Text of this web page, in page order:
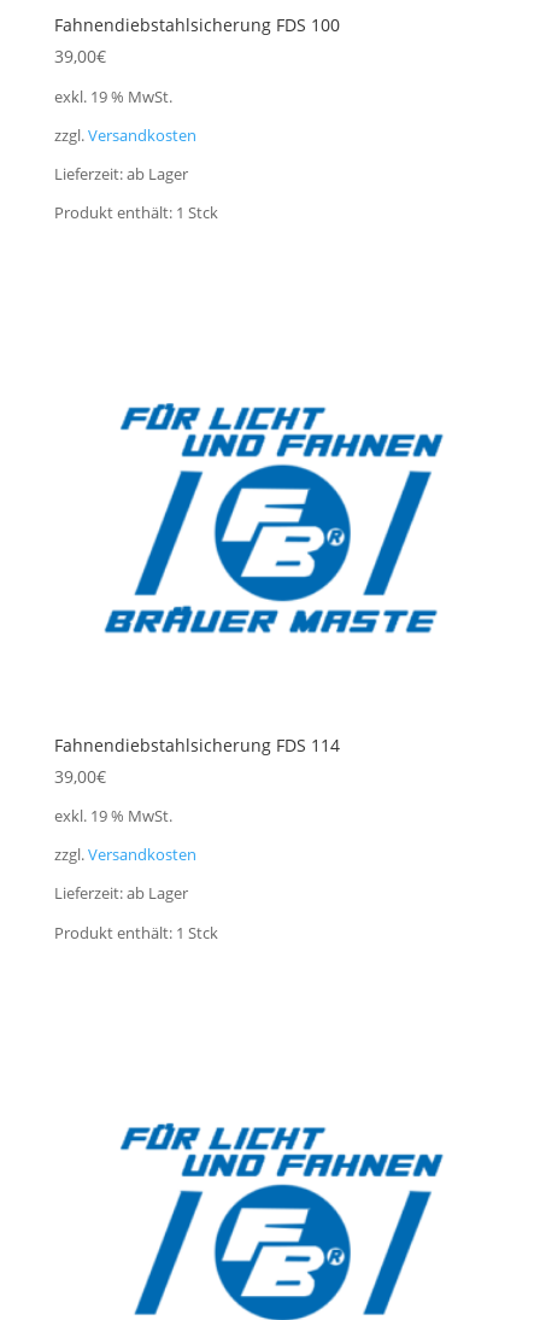
Fahnendiebstahlsicherung FDS 100
39,00€
exkl. 19 % MwSt.
zzgl.Versandkosten
Lieferzeit:ab Lager
Produkt enthält: 1 Stck
Fahnendiebstahlsicherung FDS 114
39,00€
exkl. 19 % MwSt.
zzgl.Versandkosten
Lieferzeit:ab Lager
Produkt enthält: 1 Stck